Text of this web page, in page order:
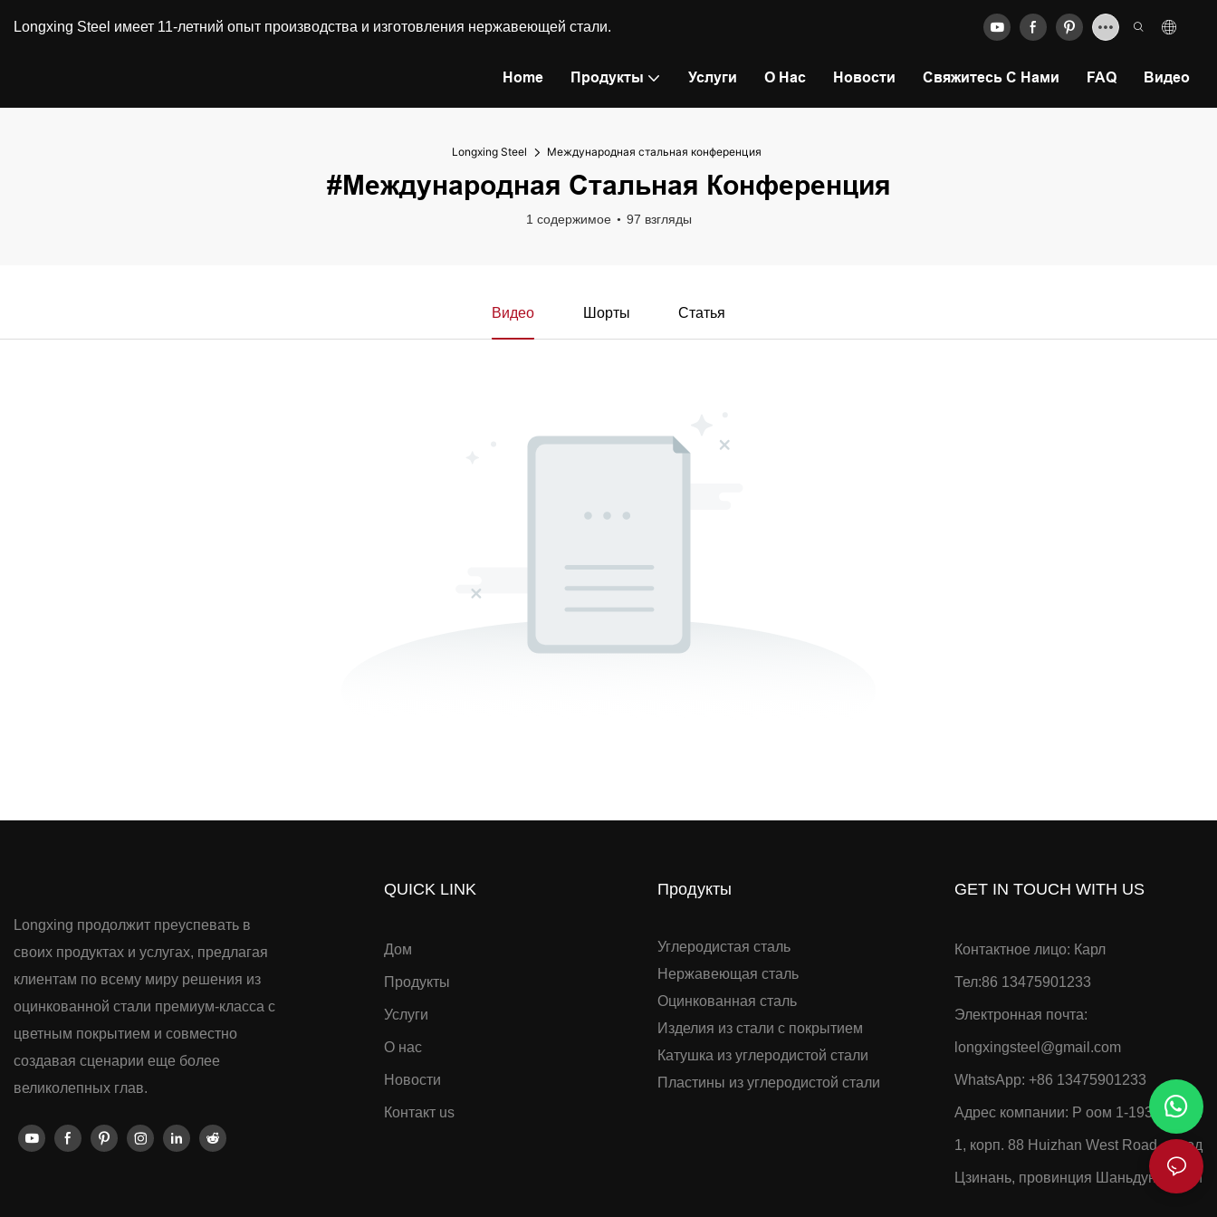
Longxing Steel имеет 11-летний опыт производства и изготовления нержавеющей стали.
Home Продукты Услуги О Нас Новости Свяжитесь С Нами FAQ Видео
Longxing Steel Международная стальная конференция
#Международная Стальная Конференция
1 содержимое 97 взгляды
Видео Шорты Статья
Longxing продолжит преуспевать в
своих продуктах и ​​услугах, предлагая
клиентам по всему миру решения из
оцинкованной стали премиум-класса с
цветным покрытием и совместно
создавая сценарии еще более
великолепных глав.
QUICK LINK
Дом
Продукты
Услуги
О нас
Новости
Контакт us
Продукты
Углеродистая сталь
Нержавеющая сталь
Оцинкованная сталь
Изделия из стали с покрытием
Катушка из углеродистой стали
Пластины из углеродистой стали
GET IN TOUCH WITH US
Контактное лицо: Карл
Тел:86 13475901233
Электронная почта:
longxingsteel@gmail.com
WhatsApp:+86 13475901233
Адрес компании: Роом 1-1937, корп.
1, корп. 88 Huizhan West Road, город
Цзинань, провинция Шаньдун, Китай